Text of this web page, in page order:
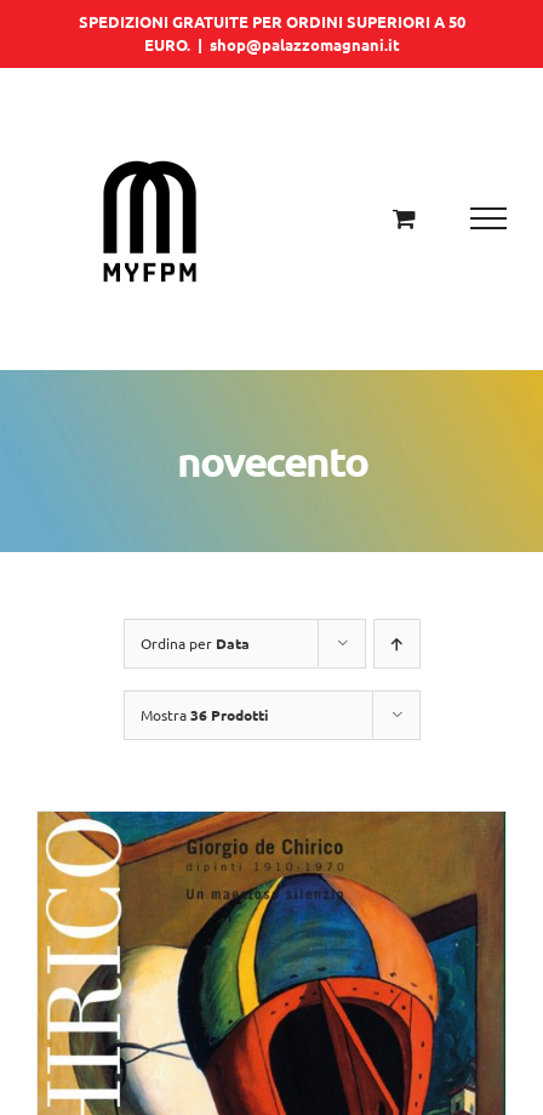
SPEDIZIONI GRATUITE PER ORDINI SUPERIORI A 50
EURO. | shop@palazzomagnani.it
novecento
Ordina per Data
Mostra36 Prodotti